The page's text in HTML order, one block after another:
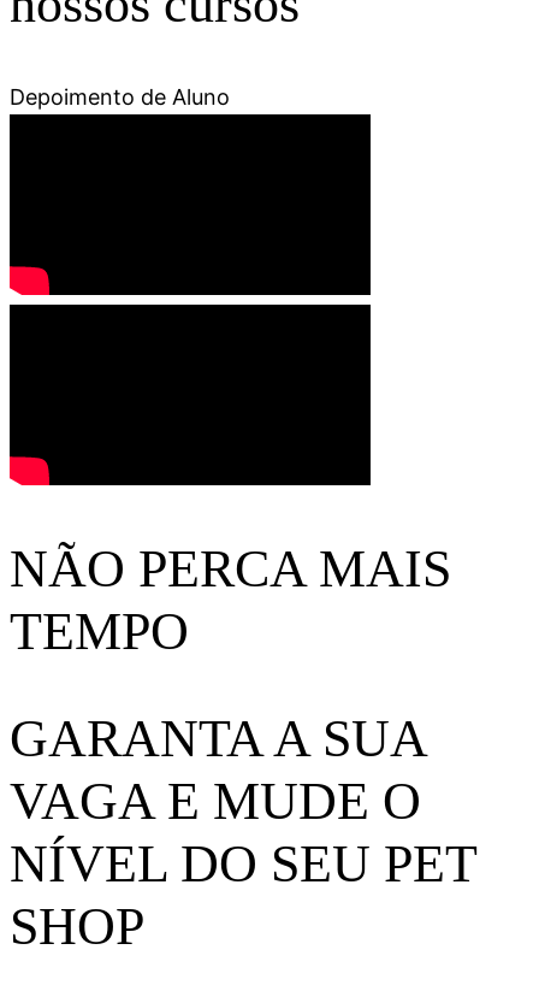
Depoimento de Aluno
NÃO PERCA MAIS
TEMPO
GARANTA A SUA
VAGA E MUDE O
NÍVEL DO SEU PET
SHOP